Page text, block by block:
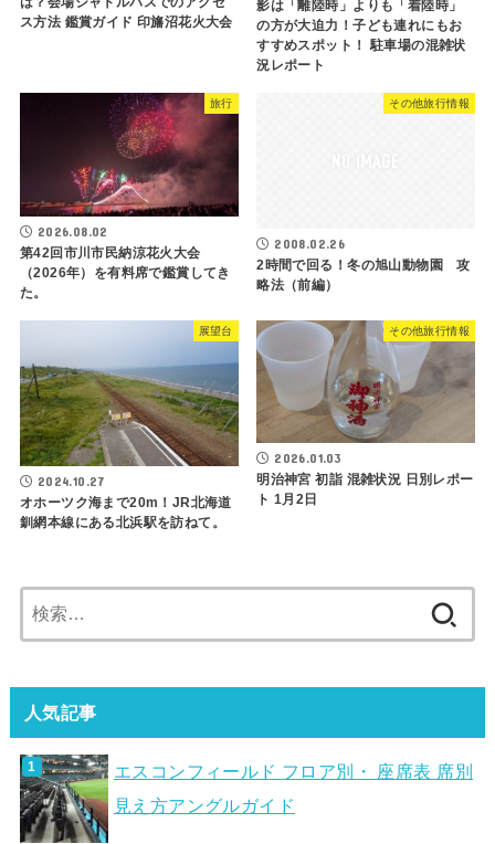
ス方法 鑑賞ガイド 印旛沼花火大会
影は「離陸時」よりも「着陸時」
の方が大迫力！子ども連れにもお
すすめスポット！ 駐車場の混雑状
況レポート
旅行
2026.08.02
第42回市川市民納涼花火大会
（2026年）を有料席で鑑賞してき
た。
その他旅行情報
2008.02.26
2時間で回る！冬の旭山動物園 攻
略法（前編）
展望台
2024.10.27
オホーツク海まで20m！JR北海道
釧網本線にある北浜駅を訪ねて。
その他旅行情報
2026.01.03
明治神宮 初詣 混雑状況 日別レポー
ト 1月2日
索:
人気記事
エスコンフィールド フロア別・ 座席表 席別
見え方アングルガイド